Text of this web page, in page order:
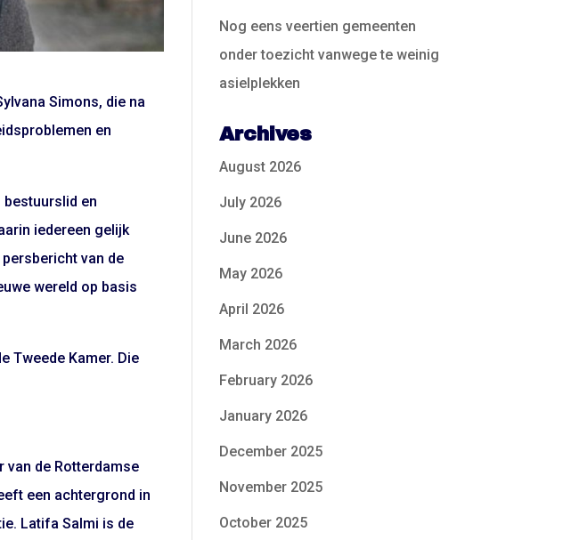
Simons, die na
en
en
iedereen gelijk
van de
wereld op basis
Tweede Kamer. Die
van de Rotterdamse
een achtergrond in
Latifa Salmi is de
Nog eens veertien gemeenten
onder toezicht vanwege te weinig
asielplekken
Archives
August 2026
July 2026
June 2026
May 2026
April 2026
March 2026
February 2026
January 2026
December 2025
November 2025
October 2025